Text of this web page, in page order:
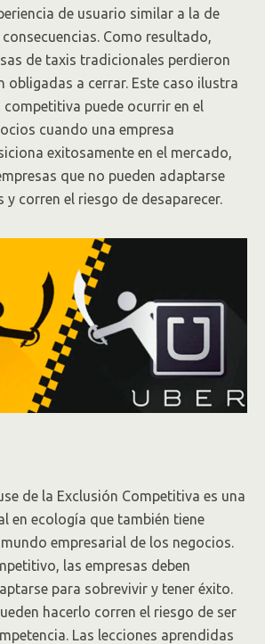
de usuario similar a la de
Como resultado,
de taxis tradicionales perdieron
obligadas a cerrar. Este caso ilustra
puede ocurrir en el
cuando una empresa
exitosamente en el mercado,
que no pueden adaptarse
y corren el riesgo de desaparecer.
de la Exclusión Competitiva es una
en ecología que también tiene
empresarial de los negocios.
las empresas deben
para sobrevivir y tener éxito.
hacerlo corren el riesgo de ser
Las lecciones aprendidas